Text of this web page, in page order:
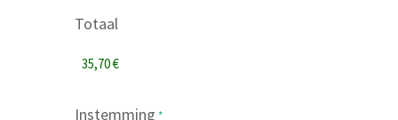
Totaal
Instemming *